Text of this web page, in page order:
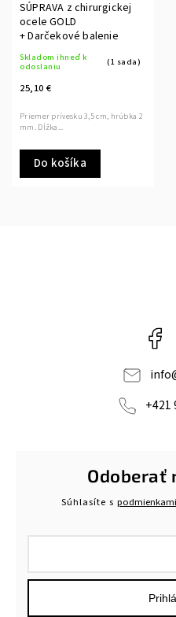
SÚPRAVA z chirurgickej
ocele GOLD
+ Darčekové balenie
Skladom ihneď k
odoslaniu
(1 sada)
25,10 €
Do košíka
Priemer prívesku 3,5 cm, hrúbka 2
mm. Dĺžka...
info
+421
Odoberať
Súhlasíte s